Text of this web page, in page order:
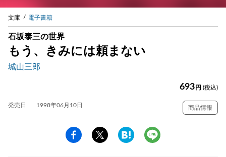
文庫 電子書籍
石坂泰三の世界
もう、きみには頼まない
城山三郎
693 円 (税込)
発売日 1998年06月10日 商品情報